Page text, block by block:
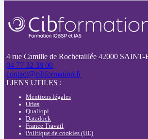
4 rue Camille de Rochetaillée 42000
04 77 32 38 00
contact@cibformation.fr
LIENS UTILES :
Mentions légales
Orias
Qualiopi
Datadock
France Travail
Politique de cookies (UE)